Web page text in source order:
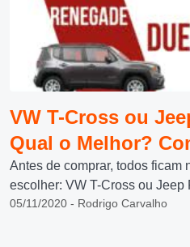
VW T-Cross ou
Qual o Melhor?
Antes de comprar, todos ficam
escolher: VW T-Cross ou Jeep
05/11/2020 - Rodrigo Carvalho